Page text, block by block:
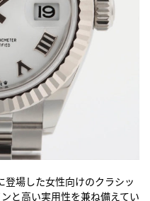
登場した女性向けのクラシッ
と高い実用性を兼ね備えてい